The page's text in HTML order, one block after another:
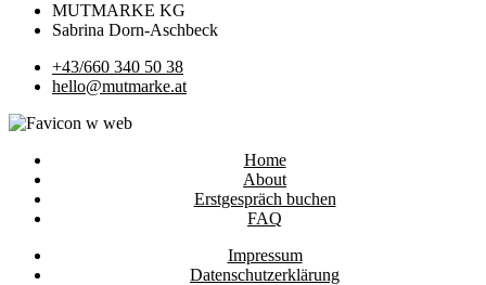
MUTMARKE KG
Sabrina Dorn-Aschbeck
+43/660 340 50 38
hello@mutmarke.at
Home
About
Erstgespräch buchen
FAQ
Impressum
Datenschutzerklärung